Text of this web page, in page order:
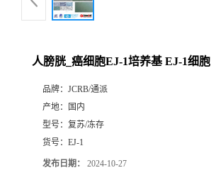
人膀胱_癌细胞EJ-1培养基 EJ-1细胞
品牌： JCRB/通派
产地：
国内
型号： 复苏/冻存
货号： EJ-1
发布日期： 2024-10-27